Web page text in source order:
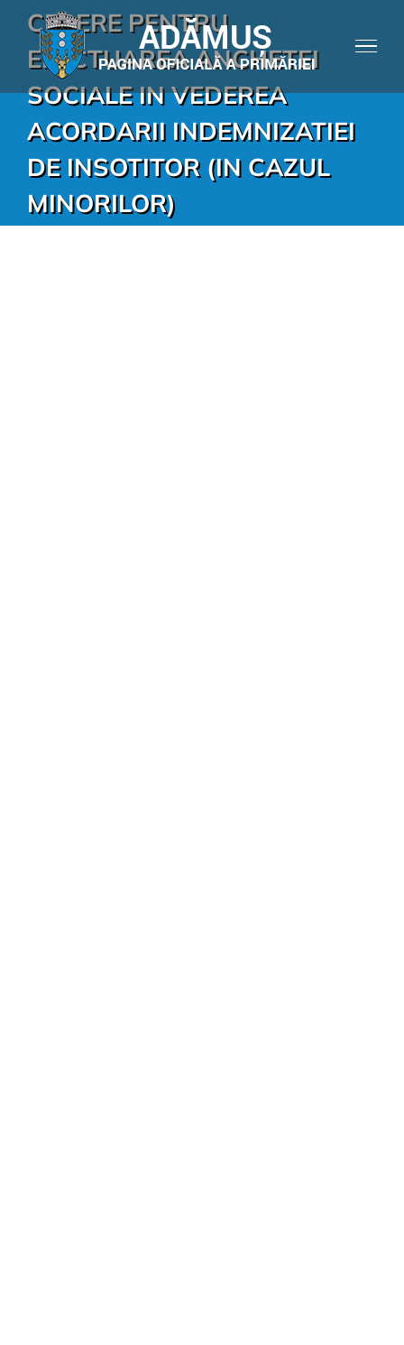
CERERE PENTRU
EFECTUAREA ANCHETEI
SOCIALE IN VEDEREA
ACORDARII INDEMNIZATIEI
DE INSOTITOR (IN CAZUL
MINORILOR)